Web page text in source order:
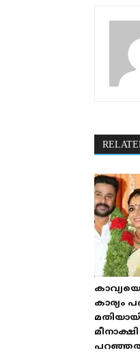
കാര്യം
പറഞ്ഞത്